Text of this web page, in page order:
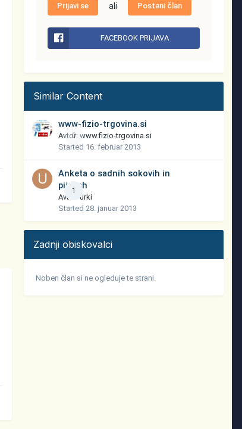
Prijavi se ali Postani član
FACEBOOK PRIJAVA
Similar Content
0
www-fizio-trgovina.si
Avtor:www.fizio-trgovina.si
Started 16. februar 2013
1
Anketa o sadnih sokovih in
pijačah
Avtor: urki
Started 28. januar 2013
Zadnji obiskovalci
Noben član si ne ogleduje te strani.